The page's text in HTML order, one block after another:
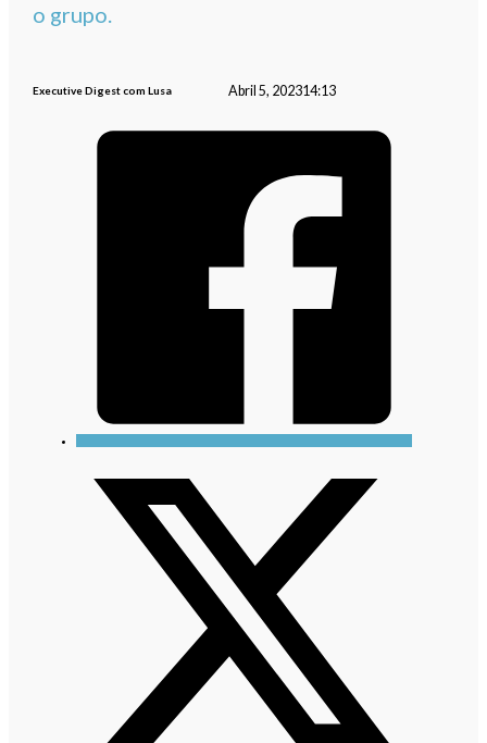
o grupo.
Executive Digest com Lusa Abril 5, 202314:13